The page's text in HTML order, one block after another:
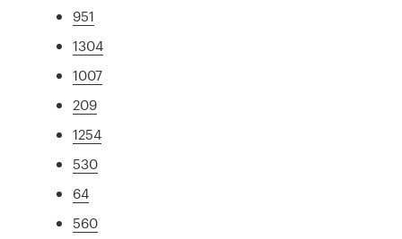
951
1304
1007
209
1254
530
64
560